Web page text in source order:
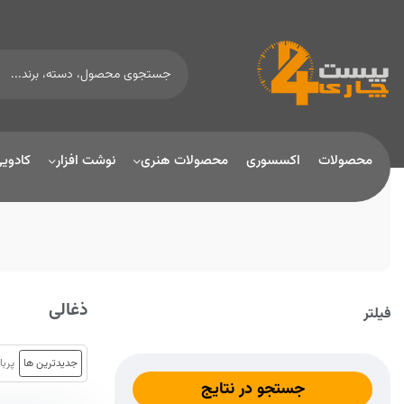
محصولات اکسسوری محصولات هنری نوشت افزار
فیلتر
جستجو در نتایج
ذغالی
جدیدترین ها